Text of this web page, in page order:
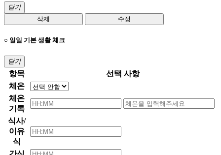
닫기
삭제
수정
○ 일일 기본 생활 체크
닫기
항목
선택 사항
체온
체온
기록
식사/
이유
식